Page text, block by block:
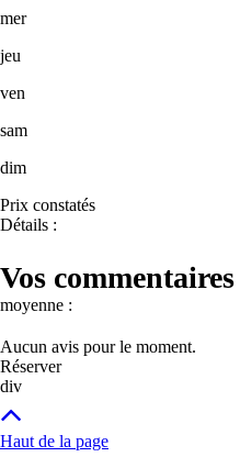
mer
jeu
ven
sam
dim
Prix constatés
Détails :
Vos
moyenne :
Aucun avis pour le moment.
Réserver
div
Haut de la page